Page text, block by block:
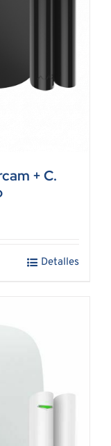
+ C.
Detalles